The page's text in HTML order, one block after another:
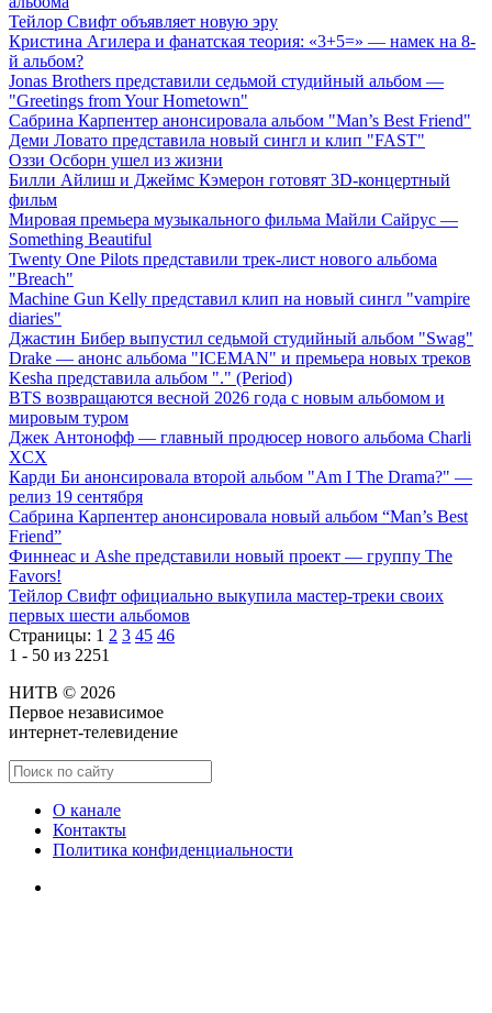
Тейлор Свифт объявляет новую эру
Кристина Агилера и фанатская теория: «3+5=» — намек на 8-
й альбом?
Jonas Brothers представили седьмой студийный альбом —
"Greetings from Your Hometown"
Сабрина Карпентер анонсировала альбом "Man’s Best Friend"
Деми Ловато представила новый сингл и клип "FAST"
Оззи Осборн ушел из жизни
Билли Айлиш и Джеймс Кэмерон готовят 3D-концертный
фильм
Мировая премьера музыкального фильма Майли Сайрус —
Something Beautiful
Twenty One Pilots представили трек-лист нового альбома
"Breach"
Machine Gun Kelly представил клип на новый сингл "vampire
diaries"
Джастин Бибер выпустил седьмой студийный альбом "Swag"
Drake — анонс альбома "ICEMAN" и премьера новых треков
Kesha представила альбом "." (Period)
BTS возвращаются весной 2026 года с новым альбомом и
мировым туром
Джек Антонофф — главный продюсер нового альбома Charli
XCX
Карди Би анонсировала второй альбом "Am I The Drama?" —
релиз 19 сентября
Сабрина Карпентер анонсировала новый альбом “Man’s Best
Friend”
Финнеас и Ashe представили новый проект — группу The
Favors!
Тейлор Свифт официально выкупила мастер-треки своих
первых шести альбомов
Страницы: 1 2 3 45 46
1 - 50 из 2251
НИТВ © 2026
Первое независимое
интернет-телевидение
О канале
Контакты
Политика конфиденциальности